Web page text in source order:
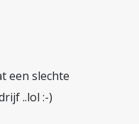
een slechte
..lol :-)